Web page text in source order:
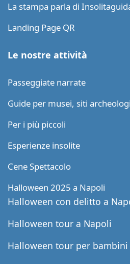
La stampa parla di
Landing Page QR
Le nostre attività
Passeggiate narrate
Guide per musei, siti
Per i più piccoli
Esperienze insolite
Cene Spettacolo
Halloween 2025 a Napoli
Halloween con delitto a
Halloween tour a Napoli
Halloween tour per bambini